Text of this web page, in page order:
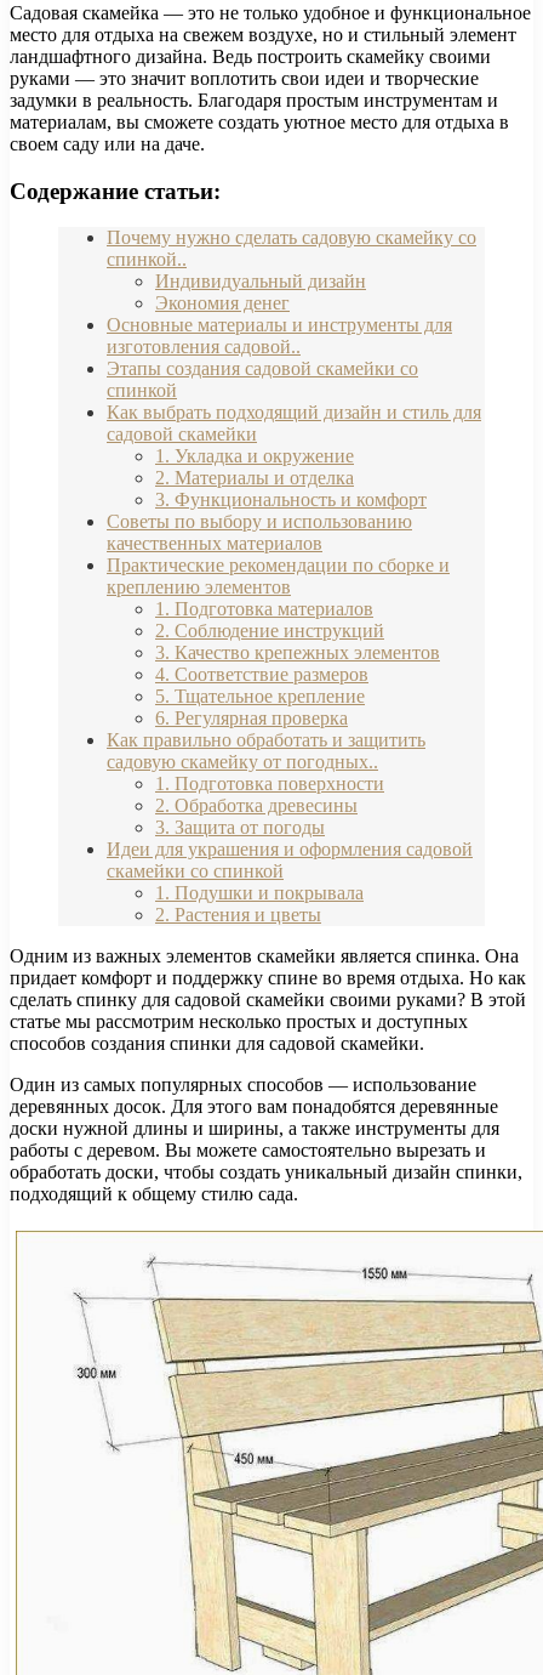
Садовая скамейка — это не только удобное и функциональное
место для отдыха на свежем воздухе, но и стильный элемент
ландшафтного дизайна. Ведь построить скамейку своими
руками — это значит воплотить свои идеи и творческие
задумки в реальность. Благодаря простым инструментам и
материалам, вы сможете создать уютное место для отдыха в
своем саду или на даче.
Содержание статьи:
Почему нужно сделать садовую скамейку со
спинкой..
Индивидуальный дизайн
Экономия денег
Основные материалы и инструменты для
изготовления садовой..
Этапы создания садовой скамейки со
спинкой
Как выбрать подходящий дизайн и стиль для
садовой скамейки
1. Укладка и окружение
2. Материалы и отделка
3. Функциональность и комфорт
Советы по выбору и использованию
качественных материалов
Практические рекомендации по сборке и
креплению элементов
1. Подготовка материалов
2. Соблюдение инструкций
3. Качество крепежных элементов
4. Соответствие размеров
5. Тщательное крепление
6. Регулярная проверка
Как правильно обработать и защитить
садовую скамейку от погодных..
1. Подготовка поверхности
2. Обработка древесины
3. Защита от погоды
Идеи для украшения и оформления садовой
скамейки со спинкой
1. Подушки и покрывала
2. Растения и цветы
Одним из важных элементов скамейки является спинка. Она
придает комфорт и поддержку спине во время отдыха. Но как
сделать спинку для садовой скамейки своими руками? В этой
статье мы рассмотрим несколько простых и доступных
способов создания спинки для садовой скамейки.
Один из самых популярных способов — использование
деревянных досок. Для этого вам понадобятся деревянные
доски нужной длины и ширины, а также инструменты для
работы с деревом. Вы можете самостоятельно вырезать и
обработать доски, чтобы создать уникальный дизайн спинки,
подходящий к общему стилю сада.